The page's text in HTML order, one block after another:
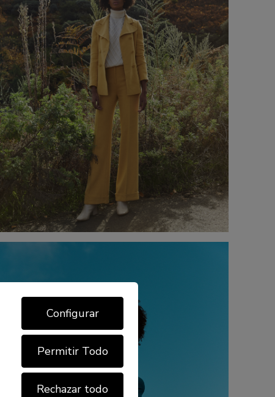
Configurar
Permitir Todo
Rechazar todo